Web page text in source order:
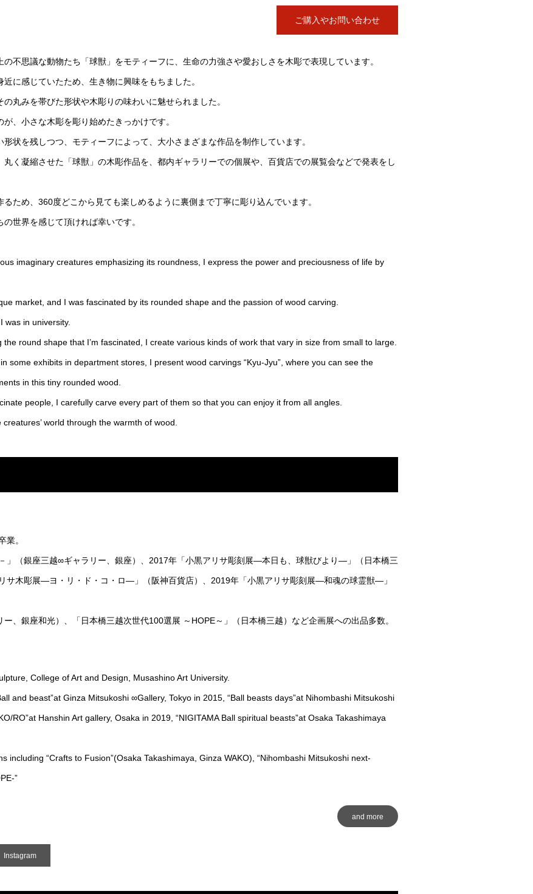
ご購入やお問い合わせ
不思議な動物たち「球獣」をモティーフに、生命の力強さや愛おしさを木彫で表現しています。
に感じていたため、生き物に興味をもちました。
丸みを帯びた形状や木彫りの味わいに魅せられました。
、小さな木彫を彫り始めたきっかけです。
状を残しつつ、モティーフによって、大小さまざまな作品を制作しています。
く凝縮させた「球獣」の木彫作品を、都内ギャラリーでの個展や、百貨店での展覧会などで発表をし
ため、360度どこから見ても楽しめるように裏側まで丁寧に彫り込んでいます。
世界を感じて頂ければ幸いです。
imaginary creatures emphasizing its roundness, I express the power and preciousness of life by
market, and I was fascinated by its rounded shape and the passion of wood carving.
was in university.
round shape that I’m fascinated, I create various kinds of work that vary in size from small to large.
some exhibits in department stores, I present wood carvings “Kyu-Jyu”, where you can see the
in this tiny rounded wood.
people, I carefully carve every part of them so that you can enjoy it from all angles.
world through the warmth of wood.
業。
」（銀座三越∞ギャラリー、銀座）、2017年「小黒アリサ彫刻展―本日も、球獣びより―」（日本橋三
サ木彫展―ヨ・リ・ド・コ・ロ―」（阪神百貨店）、2019年「小黒アリサ彫刻展―和魂の球霊獣―」
ー、銀座和光）、「日本橋三越次世代100選展 ～HOPE～」（日本橋三越）など企画展への出品多数。
College of Art and Design, Musashino Art University.
and beast”at Ginza Mitsukoshi ∞Gallery, Tokyo in 2015, “Ball beasts days”at Nihombashi Mitsukoshi
RO”at Hanshin Art gallery, Osaka in 2019, “NIGITAMA Ball spiritual beasts”at Osaka Takashimaya
including “Crafts to Fusion”(Osaka Takashimaya, Ginza WAKO), “Nihombashi Mitsukoshi next-
”
and more
Instagram